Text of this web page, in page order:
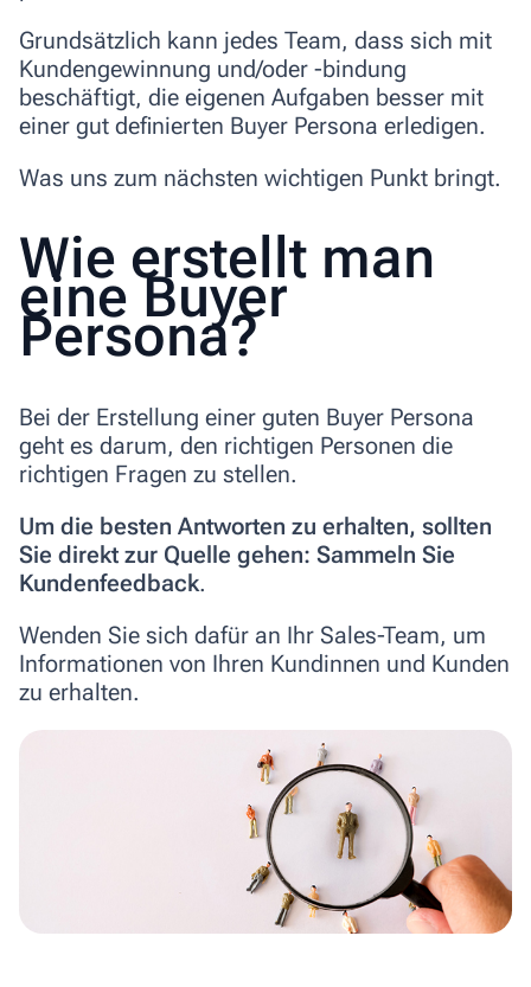
Grundsätzlich kann jedes Team, dass sich mit
Kundengewinnung und/oder -bindung
beschäftigt, die eigenen Aufgaben besser mit
einer gut definierten Buyer Persona erledigen.
Was uns zum nächsten wichtigen Punkt bringt.
Wie erstellt man
eine Buyer
Persona?
Bei der Erstellung einer guten Buyer Persona
geht es darum, den richtigen Personen die
richtigen Fragen zu stellen.
Um die besten Antworten zu erhalten, sollten
Sie direkt zur Quelle gehen: Sammeln Sie
Kundenfeedback.
Wenden Sie sich dafür an Ihr Sales-Team, um
Informationen von Ihren Kundinnen und Kunden
zu erhalten.